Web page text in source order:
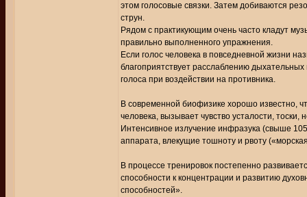
этом голосовые связки. Затем добиваются
струн.
Рядом с практикующим очень часто кладут
правильно выполненного упражнения.
Если голос человека в повседневной жизни
благоприятствует расслаблению
голоса при воздействии на противника.
В современной биофизике хорошо известно,
человека, вызывает чувство усталости, тоски,
Интенсивное излучение инфразука (свыше
аппарата, влекущие тошноту и рвоту
В процессе тренировок постепенно
способности к концентрации и развитию
способностей».